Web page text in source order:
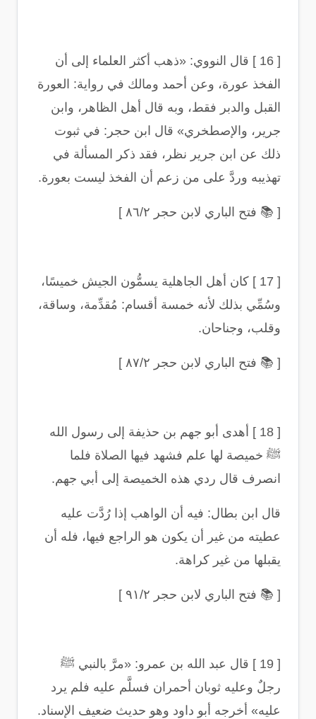
[ 16 ]
قال النووي: «ذهب أكثر العلماء إلى أن
الفخذ عورة، وعن أحمد ومالك في رواية: العورة
القبل والدبر فقط، وبه قال أهل الظاهر، وابن
جرير، والإصطخري» قال ابن حجر: في ثبوت
ذلك عن ابن جرير نظر، فقد ذكر المسألة في
تهذيبه وردَّ على من زعم أن الفخذ ليست بعورة.
[
📚 فتح الباري لابن حجر ٨٦/٢ ]
[ 17 ]
كان أهل الجاهلية يسمُّون الجيش خميسًا،
وسُمِّي بذلك لأنه خمسة أقسام: مُقدِّمة، وساقة،
وقلب، وجناحان.
[
📚 فتح الباري لابن حجر ٨٧/٢ ]
[ 18 ]
أهدى أبو جهم بن حذيفة إلى رسول الله
ﷺ خميصة لها علم فشهد فيها الصلاة فلما
انصرف قال ردي هذه الخميصة إلى أبي جهم.
قال ابن بطال: فيه أن الواهب إذا رُدَّت عليه
عطيته من غير أن يكون هو الراجع فيها، فله أن
يقبلها من غير كراهة.
[
📚 فتح الباري لابن حجر ٩١/٢ ]
[ 19 ]
قال عبد الله بن عمرو: «مرَّ بالنبي ﷺ
رجلٌ وعليه ثوبان أحمران فسلَّم عليه فلم يرد
عليه» أخرجه أبو داود وهو حديث ضعيف الإسناد.